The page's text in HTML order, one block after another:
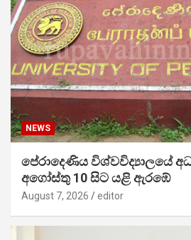
NEWS
පේරාදෙණිය විශ්වවිද්‍යාලයේ
අගෝස්තු 10 සිට යළි ඇරඹේ
August 7, 2026 editor